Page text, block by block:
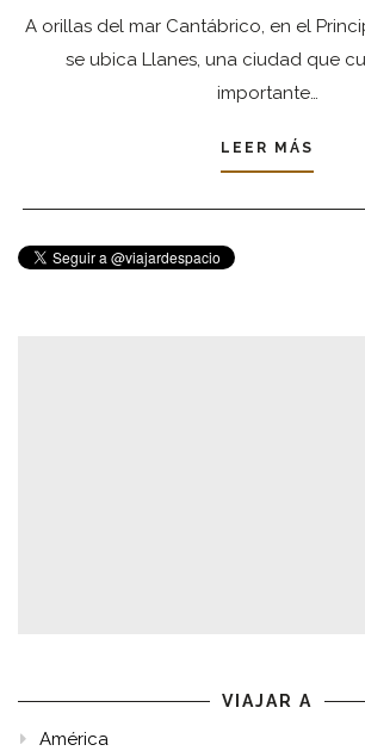
A orillas del mar Cantábrico, en el
se ubica Llanes, una ciudad que
importante…
LEER MÁS
VIAJAR A
América